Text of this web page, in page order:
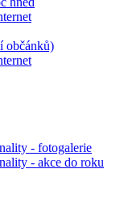
občánků)
- fotogalerie
- akce do roku